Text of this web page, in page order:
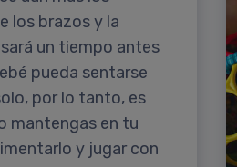
los brazos y la
un tiempo antes
pueda sentarse
por lo tanto, es
mantengas en tu
y jugar con